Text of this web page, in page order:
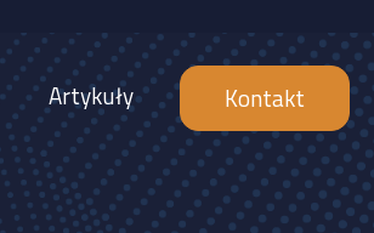
Artykuły Kontakt